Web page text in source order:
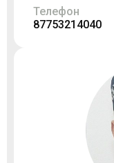
Телефон
87753214040